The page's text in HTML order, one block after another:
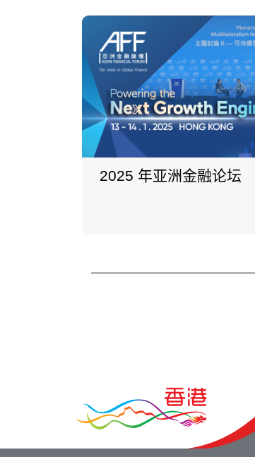
2025 年亚洲金融论坛